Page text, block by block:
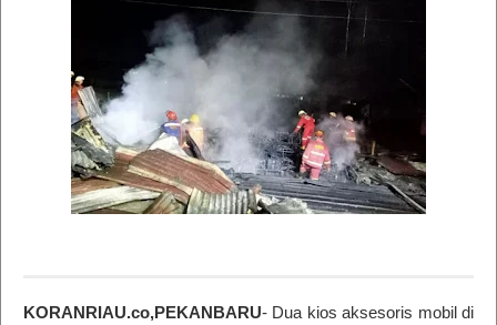
KORANRIAU.co,PEKANBARU- Dua kios aksesoris mobil di